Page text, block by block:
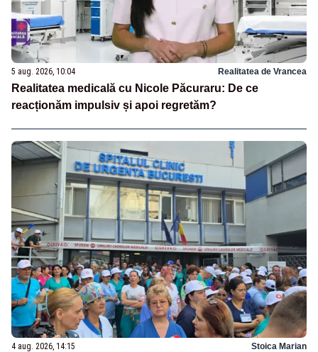
5 aug. 2026, 10:04 Realitatea de Vrancea
Realitatea medicală cu Nicole Păcuraru: De ce
reacționăm impulsiv și apoi regretăm?
4 aug. 2026, 14:15 Stoica Marian